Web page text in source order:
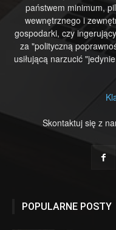
państwem minimum,
wewnętrznego i
gospodarki, czy
za "polityczną
usiłującą narzucić
Skontaktuj się z
POPULARNE POSTY